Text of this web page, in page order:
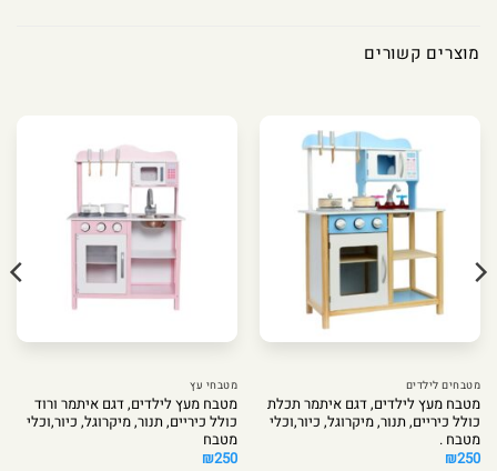
מוצרים קשורים
מטבחים לילדים
מטבח מעץ לילדים, דגם איתמר תכלת
כולל כיריים, תנור, מיקרוגל, כיור,וכלי
מטבח .
₪250
מטבחי עץ
מטבח מעץ לילדים, דגם איתמר ורוד
כולל כיריים, תנור, מיקרוגל, כיור,וכלי
מטבח
₪250